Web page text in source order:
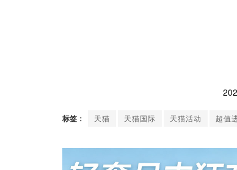
标签： 天猫 天猫国际 天猫活动 超值